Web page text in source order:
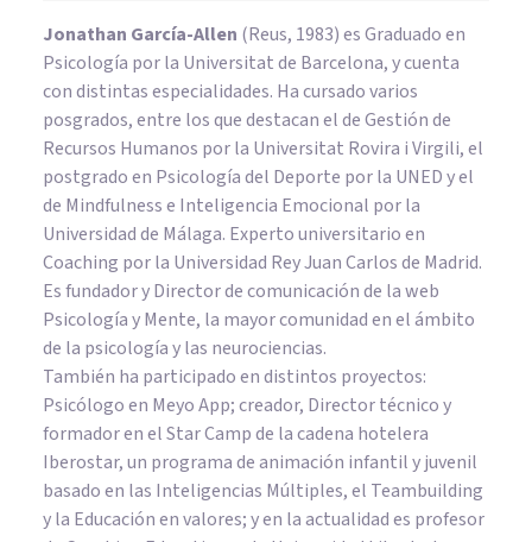
Jonathan García-Allen (Reus, 1983) es Graduado en
Psicología por la Universitat de Barcelona, y cuenta
con distintas especialidades. Ha cursado varios
posgrados, entre los que destacan el de Gestión de
Recursos Humanos por la Universitat Rovira i Virgili, el
postgrado en Psicología del Deporte por la UNED y el
de Mindfulness e Inteligencia Emocional por la
Universidad de Málaga. Experto universitario en
Coaching por la Universidad Rey Juan Carlos de Madrid.
Es fundador y Director de comunicación de la web
Psicología y Mente, la mayor comunidad en el ámbito
de la psicología y las neurociencias.
También ha participado en distintos proyectos:
Psicólogo en Meyo App; creador, Director técnico y
formador en el Star Camp de la cadena hotelera
Iberostar, un programa de animación infantil y juvenil
basado en las Inteligencias Múltiples, el Teambuilding
y la Educación en valores; y en la actualidad es profesor